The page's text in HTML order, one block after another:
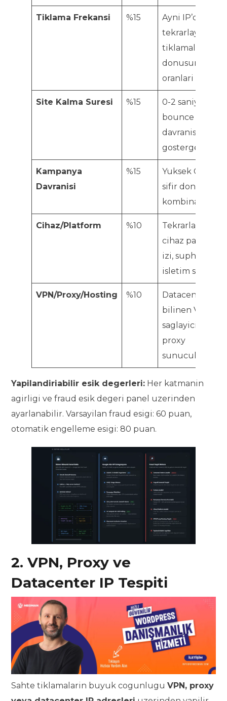
Tiklama Frekansi %15
Ayni IP’den
tekrarlayan
tiklamalar, sifir
donusum
oranlari
Site Kalma Suresi %15
0-2 saniye
bounce — bot
davranisi
gostergesi
Kampanya
Davranisi
%15
Yuksek CTR +
sifir donusum
kombinasyonu
Cihaz/Platform %10
Tekrarlayan
cihaz parmak
izi, supheli
isletim sistemi
VPN/Proxy/Hosting %10
Datacenter IP,
bilinen VPN
saglayicilari,
proxy
sunuculari
Yapilandiriabilir esik degerleri: Her katmanin
agirligi ve fraud esik degeri panel uzerinden
ayarlanabilir. Varsayilan fraud esigi: 60 puan,
otomatik engelleme esigi: 80 puan.
2. VPN, Proxy ve
Datacenter IP Tespiti
Sahte tiklamalarin buyuk cogunluguVPN, proxy